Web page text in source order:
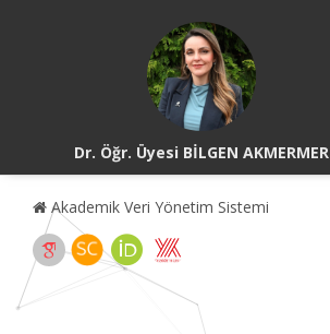
Dr. Öğr. Üyesi BİLGEN AKMERMER
Akademik Veri Yönetim Sistemi